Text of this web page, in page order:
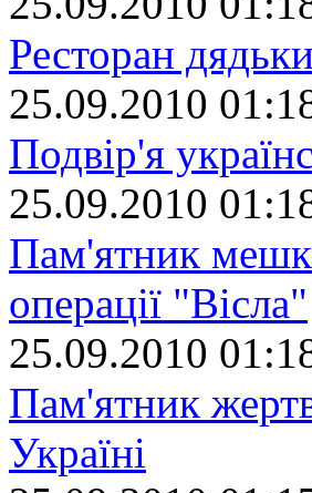
Ресторан
25.09.2010
Подвір'я
25.09.2010
Пам'ятник
операції "Вісла"
25.09.2010
Пам'ятник
Україні